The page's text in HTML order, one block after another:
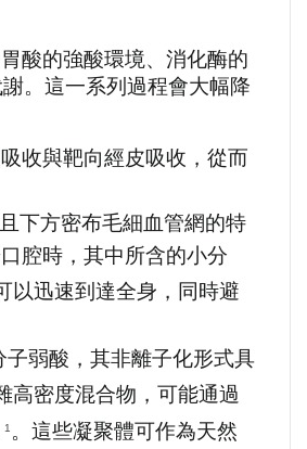
酸的強酸環境、消化酶的
。這一系列過程會大幅降
收與靶向經皮吸收，從而
下方密布毛細血管網的特
腔時，其中所含的小分
以迅速到達全身，同時避
子弱酸，其非離子化形式具
高密度混合物，可能通過
1 。這些凝聚體可作為天然